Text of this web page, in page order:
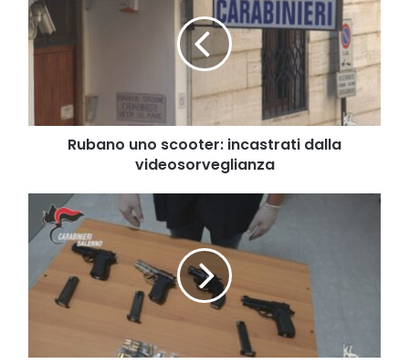
scooter:
incastrati
dalla
videosorveglianza
Rubano uno scooter: incastrati dalla
videosorveglianza
Smantellata
organizzazione
finalizzata
alla
produzione
di
clandestine